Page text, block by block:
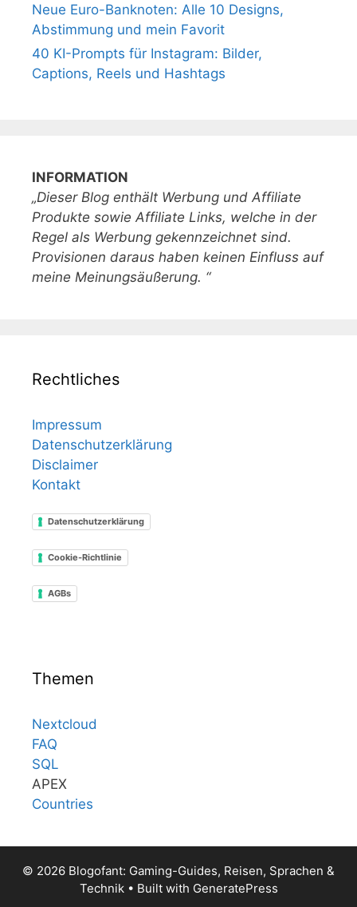
Neue Euro-Banknoten: Alle 10 Designs,
Abstimmung und mein Favorit
40 KI-Prompts für Instagram: Bilder,
Captions, Reels und Hashtags
INFORMATION
„Dieser Blog enthält Werbung und Affiliate
Produkte sowie Affiliate Links, welche in der
Regel als Werbung gekennzeichnet sind.
Provisionen daraus haben keinen Einfluss auf
meine Meinungsäußerung. “
Rechtliches
Impressum
Datenschutzerklärung
Disclaimer
Kontakt
Datenschutzerklärung
Cookie-Richtlinie
AGBs
Themen
Nextcloud
FAQ
SQL
APEX
Countries
© 2026 Blogofant: Gaming-Guides, Reisen, Sprachen &
Technik• Built with GeneratePress